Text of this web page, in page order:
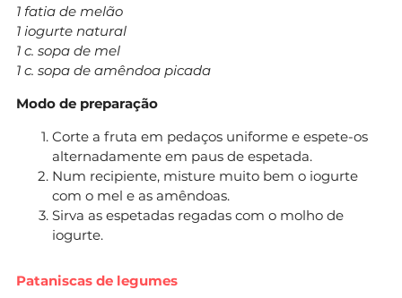
1 fatia de melão
1 iogurte natural
1 c. sopa de mel
1 c. sopa de amêndoa picada
Modo de preparação
Corte a fruta em pedaços uniforme e espete-os
alternadamente em paus de espetada.
Num recipiente, misture muito bem o iogurte
com o mel e as amêndoas.
Sirva as espetadas regadas com o molho de
iogurte.
Pataniscas de legumes